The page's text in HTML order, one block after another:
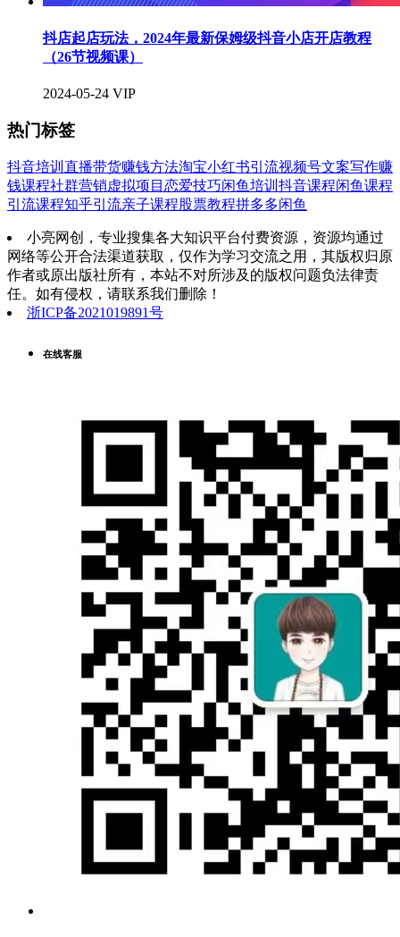
抖店起店玩法，2024年最新保姆级抖音小店开店教程
（26节视频课）
2024-05-24 VIP
热门标签
抖音培训 直播带货赚钱方法淘宝小红书引流视频号文案写作赚
钱课程社群营销虚拟项目 恋爱技巧闲鱼培训 抖音课程闲鱼课程
引流课程知乎引流亲子课程股票教程拼多多闲鱼
小亮网创，专业搜集各大知识平台付费资源，资源均通过
网络等公开合法渠道获取，仅作为学习交流之用，其版权归原
作者或原出版社所有，本站不对所涉及的版权问题负法律责
任。如有侵权，请联系我们删除！
浙ICP备2021019891号
在线客服